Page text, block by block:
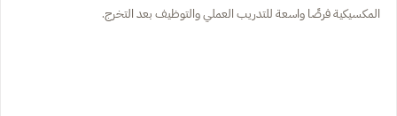
المكسيكية فرصًا واسعة للتدريب العملي والتوظيف بعد التخرج.